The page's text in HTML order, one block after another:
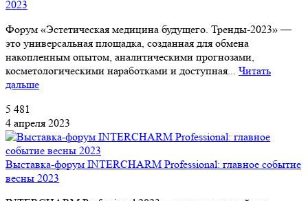
2023
Форум «Эстетическая медицина будущего. Тренды-2023» —
это универсальная площадка, созданная для обмена
накопленным опытом, аналитическими прогнозами,
косметологическими наработками и доступная... Читать
дальше
5 481
4 апреля 2023
Выставка-форум INTERCHARM Professional: главное событие
весны 2023